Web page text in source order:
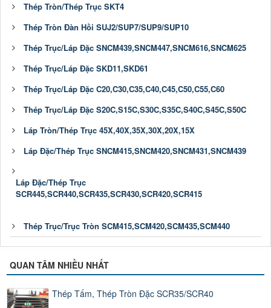
Thép Tròn/Thép Trục SKT4
Thép Tròn Đàn Hồi SUJ2/SUP7/SUP9/SUP10
Thép Trục/Láp Đặc SNCM439,SNCM447,SNCM616,SNCM625
Thép Trục/Láp Đặc SKD11,SKD61
Thép Trục/Láp Đặc C20,C30,C35,C40,C45,C50,C55,C60
Thép Trục/Láp Đặc S20C,S15C,S30C,S35C,S40C,S45C,S50C
Láp Tròn/Thép Trục 45X,40X,35X,30X,20X,15X
Láp Đặc/Thép Trục SNCM415,SNCM420,SNCM431,SNCM439
Láp Đặc/Thép Trục
SCR445,SCR440,SCR435,SCR430,SCR420,SCR415
Thép Trục/Trục Tròn SCM415,SCM420,SCM435,SCM440
QUAN TÂM NHIỀU NHẤT
Thép Tấm, Thép Tròn Đặc SCR35/SCR40